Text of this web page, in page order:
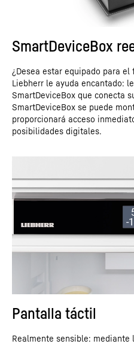
SmartDeviceBox
¿Desea estar equipado para
Liebherr le ayuda encantado:
SmartDeviceBox que conecta
SmartDeviceBox se puede
proporcionará acceso
posibilidades digitales.
Pantalla táctil
Realmente sensible: